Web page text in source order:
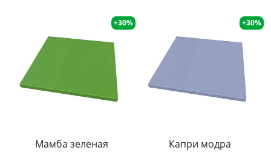
+30%
Мамба зеленая
+30%
Капри модра